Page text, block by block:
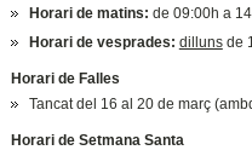
Horari de matins: de 09:00h a
Horari de vesprades: dillunsde
Horari de Falles
Tancat del 16 al 20 de març
Horari de Setmana Santa